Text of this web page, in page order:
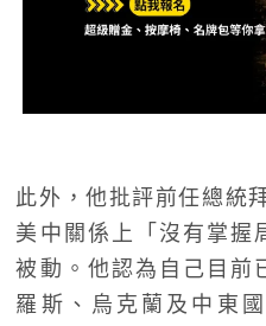
此外，他批評前任總
美中關係上「沒有掌握
被動。他認為自己目前
羅斯、烏克蘭及中東